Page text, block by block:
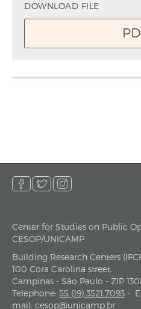
DOWNLOAD FILE
address
Center for Studies on Public
CESOP/UNICAMP
Building Research Centers
100 Cora Carolina street.
Campinas - São Paulo - ZIP
Telephone: 55 (19) 3521.7093 -
mail: cesop@unicamp.br